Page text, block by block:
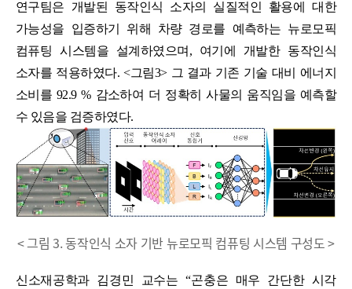
연구팀은 개발된 동작인식 소자의 실질적인 활용에 대한
가능성을 입증하기 위해 차량 경로를 예측하는 뉴로모픽
컴퓨팅 시스템을 설계하였으며 , 여기에 개발한 동작인식
소자를 적용하였다. <그림3> 그 결과 기존 기술 대비 에너지
소비를92.9 % 감소하여 더 정확히 사물의 움직임을 예측할
수 있음을 검증하였다.
< 그림 3. 동작인식 소자 기반 뉴로모픽 컴퓨팅 시스템 구성도 >
신소재공학과 김경민 교수는“곤충은 매우 간단한 시각